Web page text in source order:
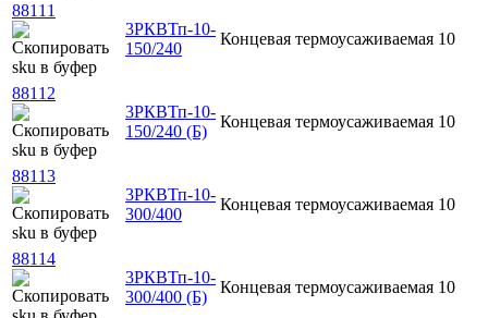
88111
3РКВТп-10-
150/240
Концевая термоусаживаемая 10
88112
3РКВТп-10-
150/240 (Б)
Концевая термоусаживаемая 10
88113
3РКВТп-10-
300/400
Концевая термоусаживаемая 10
88114
3РКВТп-10-
300/400 (Б)
Концевая термоусаживаемая 10